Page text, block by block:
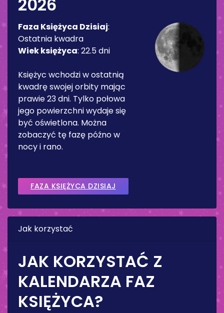
2026
Faza Księżyca Dzisiaj:
Ostatnia kwadra
Wiek księżyca: 22.5 dni
Księżyc wchodzi w ostatnią
kwadrę swojej orbity mając
prawie 23 dni. Tylko połowa
jego powierzchni wydaje się
być oświetlona. Można
zobaczyć tę fazę późno w
nocy i rano.
FAZA KSIĘŻYCA DZISIAJ
Jak korzystać
JAK KORZYSTAĆ Z
KALENDARZA FAZ
KSIĘŻYCA?